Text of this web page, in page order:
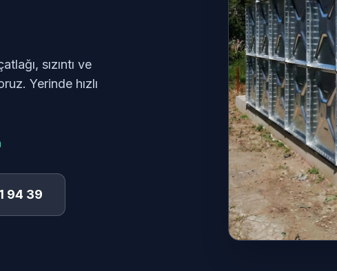
sızıntı ve
Yerinde hızlı
94 39